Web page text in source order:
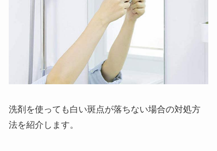
洗剤を使っても白い斑点が落ちない場合の対処方
法を紹介します。